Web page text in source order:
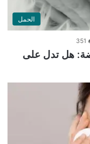
الحمل
351
هل تدل على